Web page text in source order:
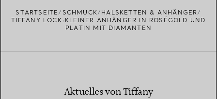
STARTSEITE SCHMUCK
HALSKETTEN & ANHÄNGER
TIFFANY LOCK:KLEINER ANHÄNGER IN ROSÉGOLD UND
PLATIN MIT DIAMANTEN
Aktuelles von Tiffany